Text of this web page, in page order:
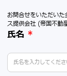
お問合せをいただいた
ス提供会社 (帝国不動
氏名 *